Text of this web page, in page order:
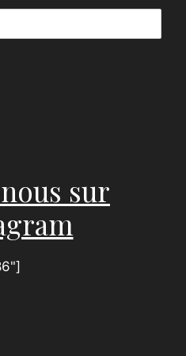
sur